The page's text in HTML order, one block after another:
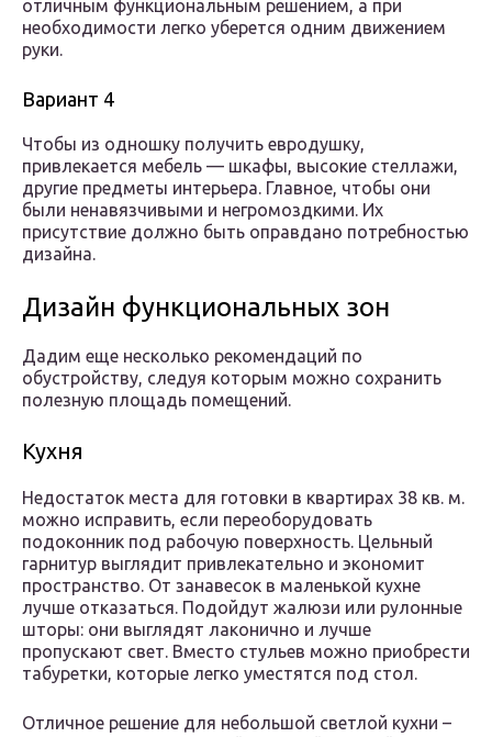
отличным функциональным решением, а при
необходимости легко уберется одним движением
руки.
Вариант 4
Чтобы из одношку получить евродушку,
привлекается мебель — шкафы, высокие стеллажи,
другие предметы интерьера. Главное, чтобы они
были ненавязчивыми и негромоздкими. Их
присутствие должно быть оправдано потребностью
дизайна.
Дизайн функциональных зон
Дадим еще несколько рекомендаций по
обустройству, следуя которым можно сохранить
полезную площадь помещений.
Кухня
Недостаток места для готовки в квартирах 38 кв. м.
можно исправить, если переоборудовать
подоконник под рабочую поверхность. Цельный
гарнитур выглядит привлекательно и экономит
пространство. От занавесок в маленькой кухне
лучше отказаться. Подойдут жалюзи или рулонные
шторы: они выглядят лаконично и лучше
пропускают свет. Вместо стульев можно приобрести
табуретки, которые легко уместятся под стол.
Отличное решение для небольшой светлой кухни –